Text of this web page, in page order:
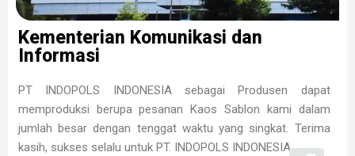
Kementerian Komunikasi dan
Informasi
PT INDOPOLS INDONESIA sebagai Produsen dapat
memproduksi berupa pesanan Kaos Sablon kami dalam
jumlah besar dengan tenggat waktu yang singkat. Terima
kasih, sukses selalu untuk PT. INDOPOLS INDONESIA